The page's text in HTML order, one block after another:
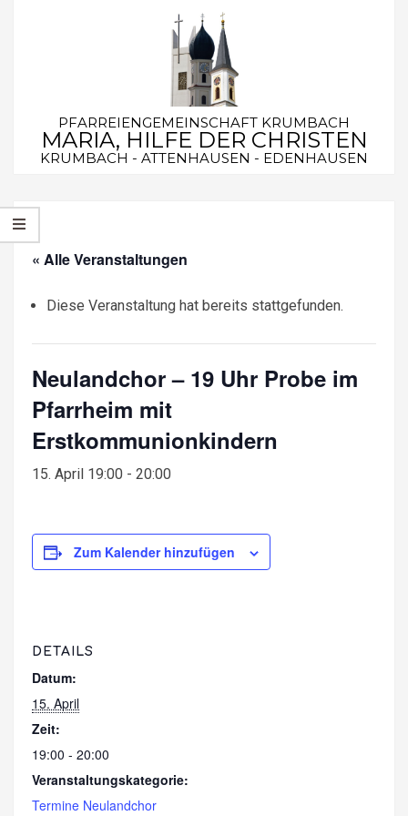
PFARREIENGEMEINSCHAFT KRUMBACH
MARIA, HILFE DER CHRISTEN
KRUMBACH - ATTENHAUSEN - EDENHAUSEN
Navigation
Menu
« Alle Veranstaltungen
Diese Veranstaltung hat bereits stattgefunden.
Neulandchor – 19 Uhr Probe im
Pfarrheim mit
Erstkommunionkindern
15. April 19:00 - 20:00
Zum Kalender hinzufügen
DETAILS
Datum:
15. April
Zeit:
19:00 - 20:00
Veranstaltungskategorie:
Termine Neulandchor